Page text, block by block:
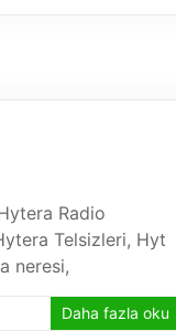
Radio
Telsizleri, Hyt
neresi,
Daha fazla oku